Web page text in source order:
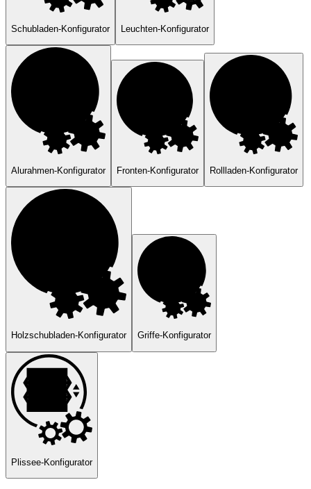
Schubladen-Konfigurator Leuchten-Konfigurator
Alurahmen-Konfigurator Fronten-Konfigurator Rollladen-Konfigurator
Holzschubladen-Konfigurator Griffe-Konfigurator
Plissee-Konfigurator